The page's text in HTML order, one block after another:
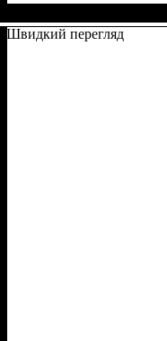
Швидкий перегляд